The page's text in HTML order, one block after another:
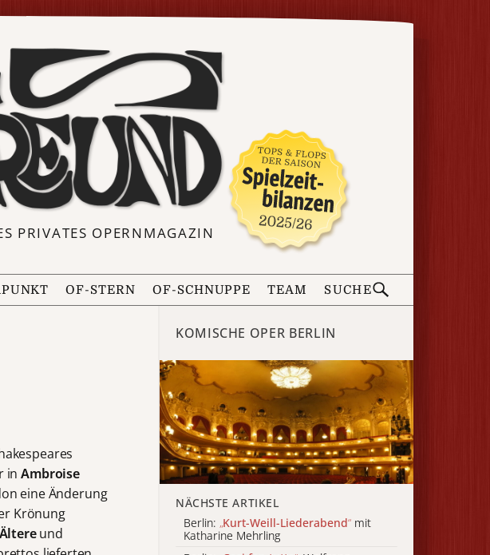
PRIVATES OPERNMAGAZIN
OF-STERN OF-SCHNUPPE TEAM SUCHE
inAmbroise
eine Änderung
Krönung
und
KOMISCHE OPER BERLIN
NÄCHSTE ARTIKEL
Berlin: „Kurt-Weill-Liederabend“ mit
Katharine Mehrling